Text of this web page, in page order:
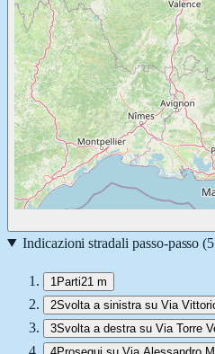
Indicazioni stradali passo-passo (
1 Parti21 m
2Svolta a sinistra su Via
3Svolta a destra su Via Torre